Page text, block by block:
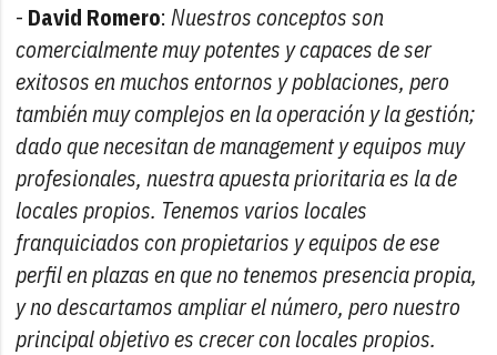
- David Romero: Nuestros conceptos son
comercialmente muy potentes y capaces de ser
exitosos en muchos entornos y poblaciones, pero
también muy complejos en la operación y la gestión;
dado que necesitan de management y equipos muy
profesionales, nuestra apuesta prioritaria es la de
locales propios. Tenemos varios locales
franquiciados con propietarios y equipos de ese
perfil en plazas en que no tenemos presencia propia,
y no descartamos ampliar el número, pero nuestro
principal objetivo es crecer con locales propios.